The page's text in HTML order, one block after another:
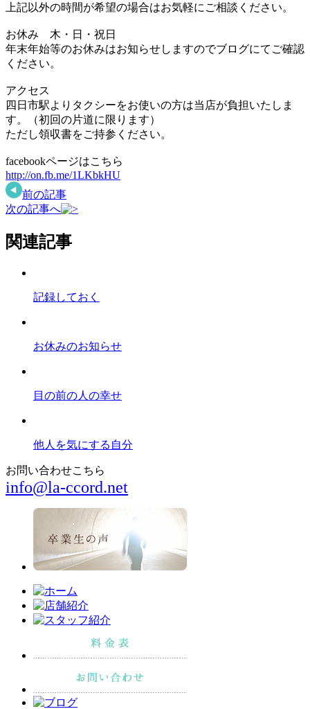
上記以外の時間が希望の場合はお気軽にご相談ください。
お休み 木・日・祝日
年末年始等のお休みはお知らせしますのでブログにてご確認
ください。
アクセス
四日市駅よりタクシーをお使いの方は当店が負担いたしま
す。（初回の片道に限ります）
ただし領収書をご持参ください。
facebookページはこちら
http://on.fb.me/1LKbkHU
前の記事
次の記事へ
関連記事
記録しておく
お休みのお知らせ
目の前の人の幸せ
他人を気にする自分
お問い合わせこちら
info@la-ccord.net